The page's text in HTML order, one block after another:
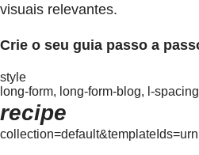
visuais relevantes.
Crie o seu guia passo a
style
long-form, long-form-blog, l-
recipe